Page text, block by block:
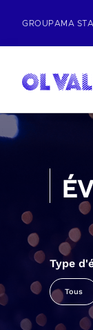
GROUPAMA
Type
Tous